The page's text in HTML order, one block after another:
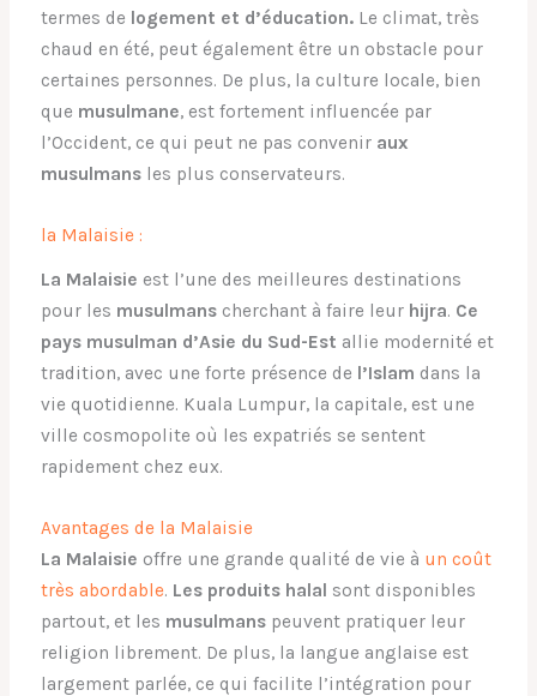
termes de logement et d’éducation.Le climat, très
chaud en été, peut également être un obstacle pour
certaines personnes. De plus, la culture locale, bien
que musulmane, est fortement influencée par
l’Occident, ce qui peut ne pas convenir aux
musulmansles plus conservateurs.
la Malaisie :
La Malaisie est l’une des meilleures destinations
pour les musulmanscherchant à faire leur hijra. Ce
pays musulman d’Asie du Sud-Est allie modernité et
tradition, avec une forte présence de l’Islam dans la
vie quotidienne. Kuala Lumpur, la capitale, est une
ville cosmopolite où les expatriés se sentent
rapidement chez eux.
Avantages de la Malaisie
La Malaisie offre une grande qualité de vie à un coût
très abordable. Les produits halal sont disponibles
partout, et les musulmanspeuvent pratiquer leur
religion librement. De plus, la langue anglaise est
largement parlée, ce qui facilite l’intégration pour